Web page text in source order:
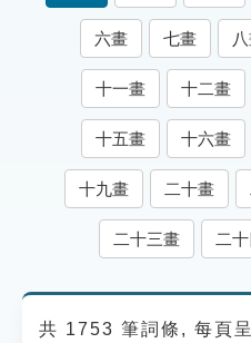
知識索引
單字索引
生命大百科索引
遊戲專區
貓頭鷹博士
六畫 七畫
十一畫 十二畫
十五畫 十六畫
十九畫 二十畫
二十三畫 二
共 1753 筆詞條, 每頁